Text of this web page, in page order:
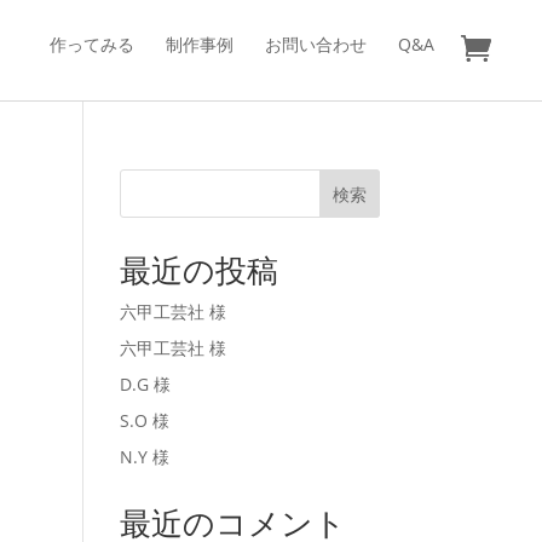
作ってみる 制作事例 お問い合わせ Q&A
検索
最近の投稿
六甲工芸社 様
六甲工芸社 様
D.G 様
S.O 様
N.Y 様
最近のコメント